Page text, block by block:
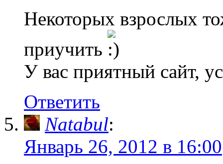
Некоторых взрослых
приучить
У вас приятный сайт,
Ответить
Natabul:
Январь 26, 2012 в 16:00